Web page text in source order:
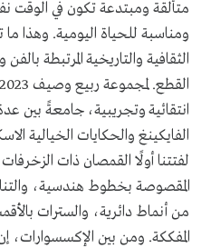
متألقة ومبتدعة تكون في الوقت
ومناسبة للحياة اليومية. وهذا ما
الثقافية والتاريخية المرتبطة
القطع.لمجموعة ربيع وصيف 2023
انتقائية وتجريبية، جامعةً بين
الفايكينغ والحكايات الخيالية
لفتتنا أولًا القمصان ذات الزخرفات
المقصوصة بخطوط هندسية،
من أنماط دائرية، والسترات
المفككة. ومن بين الإكسسوارات،